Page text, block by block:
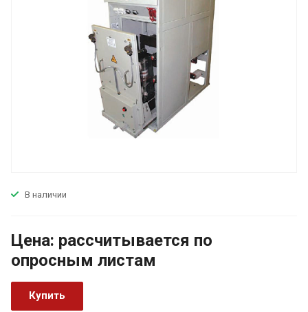
В наличии
Цена: рассчитывается по
опросным листам
Купить